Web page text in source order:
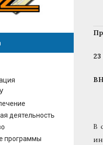
В
деятельность
программы